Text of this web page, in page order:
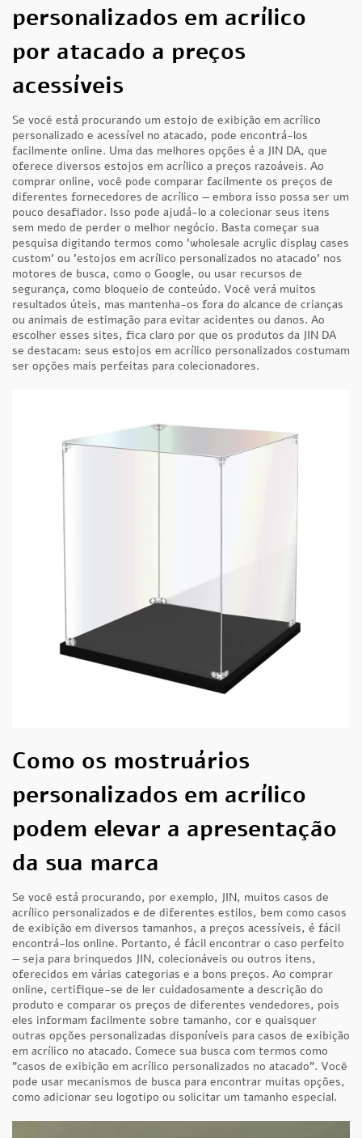
personalizados em acrílico
por atacado a preços
acessíveis
Se você está procurando um estojo de exibição em acrílico
personalizado e acessível no atacado, pode encontrá-los
facilmente online. Uma das melhores opções é a JIN DA, que
oferece diversos estojos em acrílico a preços razoáveis. Ao
comprar online, você pode comparar facilmente os preços de
diferentes fornecedores de acrílico — embora isso possa ser um
pouco desafiador. Isso pode ajudá-lo a colecionar seus itens
sem medo de perder o melhor negócio. Basta começar sua
pesquisa digitando termos como 'wholesale acrylic display cases
custom' ou 'estojos em acrílico personalizados no atacado' nos
motores de busca, como o Google, ou usar recursos de
segurança, como bloqueio de conteúdo. Você verá muitos
resultados úteis, mas mantenha-os fora do alcance de crianças
ou animais de estimação para evitar acidentes ou danos. Ao
escolher esses sites, fica claro por que os produtos da JIN DA
se destacam: seus estojos em acrílico personalizados costumam
ser opções mais perfeitas para colecionadores.
Como os mostruários
personalizados em acrílico
podem elevar a apresentação
da sua marca
Se você está procurando, por exemplo, JIN, muitos casos de
acrílico personalizados e de diferentes estilos, bem como casos
de exibição em diversos tamanhos, a preços acessíveis, é fácil
encontrá-los online. Portanto, é fácil encontrar o caso perfeito
— seja para brinquedos JIN, colecionáveis ou outros itens,
oferecidos em várias categorias e a bons preços. Ao comprar
online, certifique-se de ler cuidadosamente a descrição do
produto e comparar os preços de diferentes vendedores, pois
eles informam facilmente sobre tamanho, cor e quaisquer
outras opções personalizadas disponíveis para casos de exibição
em acrílico no atacado. Comece sua busca com termos como
"casos de exibição em acrílico personalizados no atacado". Você
pode usar mecanismos de busca para encontrar muitas opções,
como adicionar seu logotipo ou solicitar um tamanho especial.